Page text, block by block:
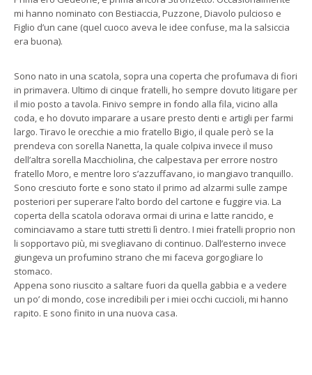
mi hanno nominato con Bestiaccia, Puzzone, Diavolo pulcioso e
Figlio d’un cane (quel cuoco aveva le idee confuse, ma la salsiccia
era buona).
Sono nato in una scatola, sopra una coperta che profumava di fiori
in primavera. Ultimo di cinque fratelli, ho sempre dovuto litigare per
il mio posto a tavola. Finivo sempre in fondo alla fila, vicino alla
coda, e ho dovuto imparare a usare presto denti e artigli per farmi
largo. Tiravo le orecchie a mio fratello Bigio, il quale però se la
prendeva con sorella Nanetta, la quale colpiva invece il muso
dell’altra sorella Macchiolina, che calpestava per errore nostro
fratello Moro, e mentre loro s’azzuffavano, io mangiavo tranquillo.
Sono cresciuto forte e sono stato il primo ad alzarmi sulle zampe
posteriori per superare l’alto bordo del cartone e fuggire via. La
coperta della scatola odorava ormai di urina e latte rancido, e
cominciavamo a stare tutti stretti lì dentro. I miei fratelli proprio non
li sopportavo più, mi svegliavano di continuo. Dall’esterno invece
giungeva un profumino strano che mi faceva gorgogliare lo
stomaco.
Appena sono riuscito a saltare fuori da quella gabbia e a vedere
un po’ di mondo, cose incredibili per i miei occhi cuccioli, mi hanno
rapito. E sono finito in una nuova casa.